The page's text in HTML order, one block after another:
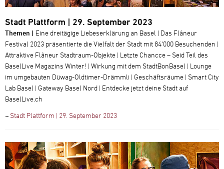
Stadt Plattform | 29. September 2023
Themen | Eine dreitägige Liebeserklärung an Basel | Das Flâneur
Festival 2023 präsentierte die Vielfalt der Stadt mit 84'000 Besuchenden |
Attraktive Flâneur Stadtraum-Objekte | Letzte Chancce – Seid Teil des
BaselLive Magazins Winter! | Wirkung mit dem StadtBonBasel | Lounge
im umgebauten Düwag-Oldtimer-Drämmli | Geschäftsräume | Smart City
Lab Basel | Gateway Basel Nord | Entdecke jetzt deine Stadt auf
BaselLive.ch
¬ Stadt Plattform | 29. September 2023